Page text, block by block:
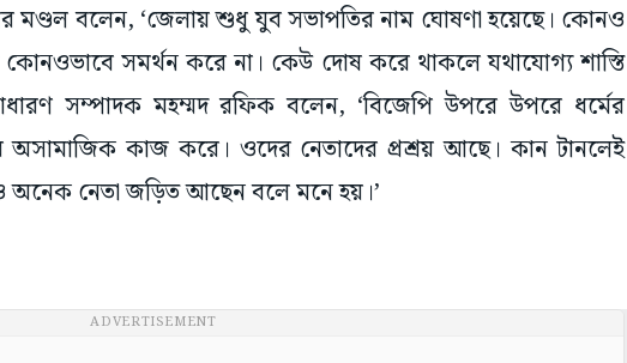
মণ্ডল বলেন, ‘জেলায় শুধু যুব সভাপতির নাম ঘোষণা হয়েছে। কোনও
সমর্থন করে না। কেউ দোষ করে থাকলে যথাযোগ্য শাস্তি
সম্পাদক মহম্মদ রফিক বলেন, ‘বিজেপি উপরে উপরে ধর্মের
কাজ করে। ওদের নেতাদের প্রশ্রয় আছে। কান টানলেই
নেতা জড়িত আছেন বলে মনে হয়।’
ADVERTISEMENT